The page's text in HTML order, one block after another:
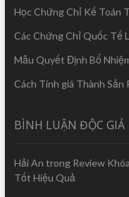
Học Chứng Chỉ Kế Toán
Các Chứng Chỉ Quốc Tế
Mẫu Quyết Định Bổ
Cách Tính giá Thành Sản
BÌNH LUẬN ĐỘC GIẢ
Hải An trong Review
Tốt Hiệu Quả